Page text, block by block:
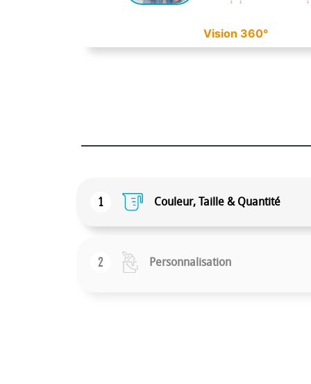
Vision 360°
1 Couleur, Taille & Quantité
2 Personnalisation